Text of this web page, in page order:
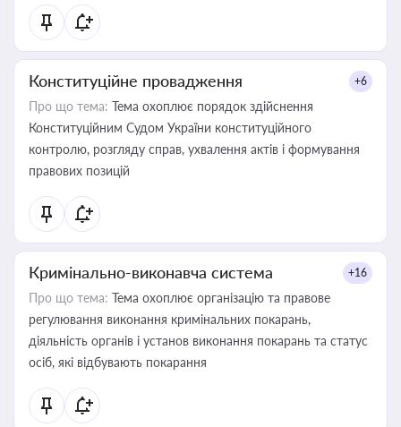
Конституційне провадження +6
Про що тема: Тема охоплює порядок здійснення
Конституційним Судом України конституційного
контролю, розгляду справ, ухвалення актів і формування
правових позицій
Кримінально-виконавча система +16
Про що тема: Тема охоплює організацію та правове
регулювання виконання кримінальних покарань,
діяльність органів і установ виконання покарань та статус
осіб, які відбувають покарання